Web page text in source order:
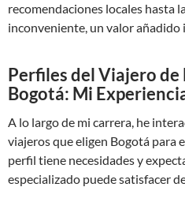
recomendaciones locales hasta
inconveniente, un valor añadido
Perfiles del Viajero de
Bogotá: Mi
A lo largo de mi carrera, he
viajeros que eligen Bogotá para
perfil tiene necesidades y
especializado puede satisfacer